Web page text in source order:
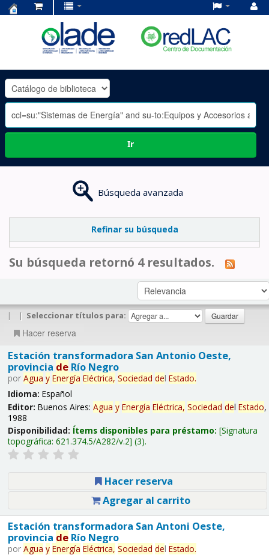
OLADE
-
Ir
Búsqueda avanzada
Refinar su búsqueda
Su búsqueda retornó 4 resultados.
| | Seleccionar títulos para:
Hacer reserva
Estación transformadora San Antonio Oeste,
provincia deRío Negro
por Agua y Energía Eléctrica, Sociedad del Estado.
Idioma: Español
Editor: Buenos Aires: Agua y Energía Eléctrica, Sociedad del Estado,
1988
Disponibilidad: Ítems disponibles para préstamo: Signatura
topográfica: 621.374.5/A282/v.2 (3).
Hacer reserva
Agregar al carrito
Estación transformadora San Antoni Oeste,
provincia deRío Negro
por Agua y Energía Eléctrica, Sociedad del Estado.